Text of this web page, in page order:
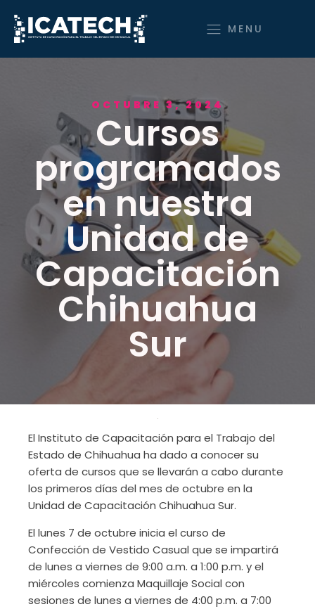
MENU
OCTUBRE 3, 2024
Cursos
programados
en nuestra
Unidad de
Capacitación
Chihuahua
Sur
El Instituto de Capacitación para el Trabajo del
Estado de Chihuahua ha dado a conocer su
oferta de cursos que se llevarán a cabo durante
los primeros días del mes de octubre en la
Unidad de Capacitación Chihuahua Sur.
El lunes 7 de octubre inicia el curso de
Confección de Vestido Casual que se impartirá
de lunes a viernes de 9:00 a.m. a 1:00 p.m. y el
miércoles comienza Maquillaje Social con
sesiones de lunes a viernes de 4:00 p.m. a 7:00